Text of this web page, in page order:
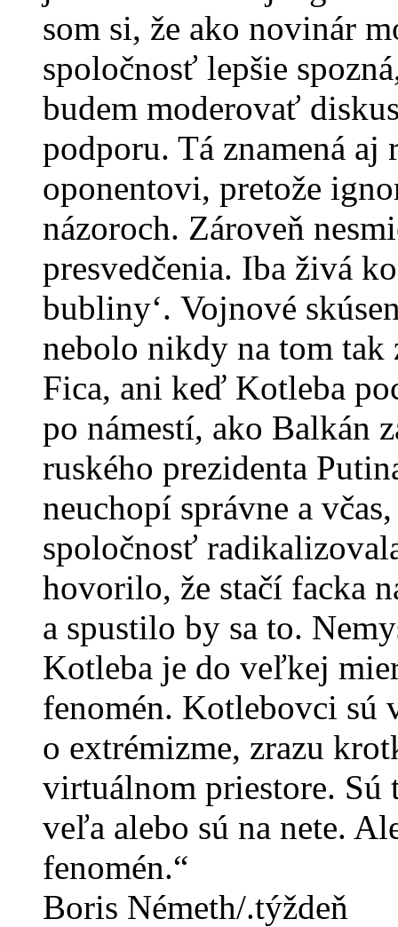
som si, že ako novinár
spoločnosť lepšie
budem moderovať
podporu. Tá znamená aj
oponentovi, pretože
názoroch. Zároveň
presvedčenia. Iba živá
bubliny‘. Vojnové
nebolo nikdy na tom tak
Fica, ani keď Kotleba
po námestí, ako Balkán
ruského prezidenta
neuchopí správne a
spoločnosť
hovorilo, že stačí facka
a spustilo by sa to.
Kotleba je do veľkej
fenomén. Kotlebovci sú
o extrémizme, zrazu
virtuálnom priestore.
veľa alebo sú na nete.
fenomén.“
Boris Németh/.týždeň